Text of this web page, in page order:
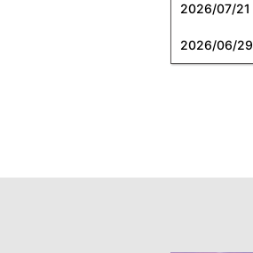
2026/07/21
2026/06/29